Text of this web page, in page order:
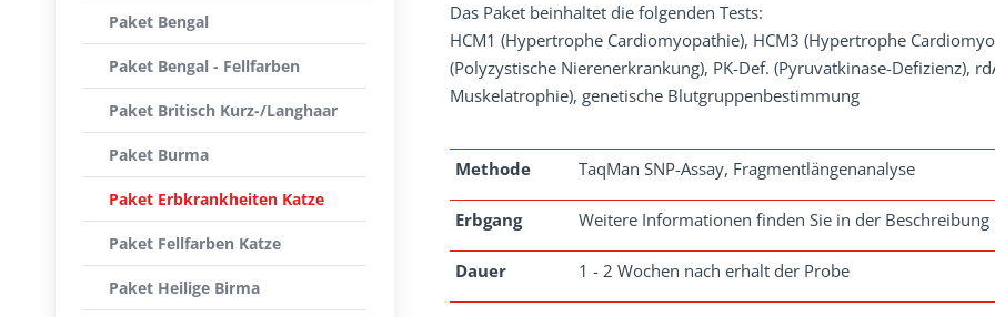
Das Paket beinhaltet die folgenden Tests:
HCM1 (Hypertrophe Cardiomyopathie), HCM3 (Hypertrophe
(Polyzystische Nierenerkrankung), PK-Def. (Pyruvatkinase-Defizienz),
Muskelatrophie), genetische Blutgruppenbestimmung
Methode TaqMan SNP-Assay, Fragmentlängenanalyse
Erbgang Weitere Informationen finden Sie in der
Dauer 1 - 2 Wochen nach erhalt der Probe
Paket Bengal
Paket Bengal - Fellfarben
Paket Britisch Kurz-/Langhaar
Paket Burma
Paket Erbkrankheiten Katze
Paket Fellfarben Katze
Paket Heilige Birma